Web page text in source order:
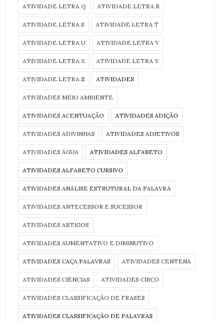
ATIVIDADE LETRA Q ATIVIDADE LETRA R
ATIVIDADE LETRA S ATIVIDADE LETRA T
ATIVIDADE LETRA U ATIVIDADE LETRA V
ATIVIDADE LETRA X ATIVIDADE LETRA Y
ATIVIDADE LETRA Z ATIVIDADES
ATIVIDADES MEIO AMBIENTE
ATIVIDADES ACENTUAÇÃO ATIVIDADES ADIÇÃO
ATIVIDADES ADIVINHAS ATIVIDADES ADJETIVOS
ATIVIDADES ÁGUA ATIVIDADES ALFABETO
ATIVIDADES ALFABETO CURSIVO
ATIVIDADES ANÁLISE ESTRUTURAL DA PALAVRA
ATIVIDADES ANTECESSOR E SUCESSOR
ATIVIDADES ARTIGOS
ATIVIDADES AUMENTATIVO E DIMINUTIVO
ATIVIDADES CAÇA PALAVRAS ATIVIDADES CENTENA
ATIVIDADES CIÊNCIAS ATIVIDADES CIRCO
ATIVIDADES CLASSIFICAÇÃO DE FRASES
ATIVIDADES CLASSIFICAÇÃO DE PALAVRAS